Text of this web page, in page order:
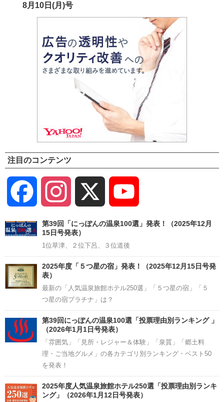
8月10日(月)号
注目のコンテンツ
Facebook Instagram
Channel
第39回「にっぽんの温泉100選」発表！（2025年12月
15日号発表）
1位草津、２位下呂、３位道後
2025年度「５つ星の宿」発表！（2025年12月15日号発
表）
最新の「人気温泉旅館ホテル250選」「５つ星の宿」「５
つ星の宿プラチナ」は？
第39回にっぽんの温泉100選「投票理由別ランキング 」
（2026年1月1日号発表）
「雰囲気」「見所・レジャー＆体験」「泉質」「郷土料
理・ご当地グルメ」の各カテゴリ別ランキング・ベスト50
を発表！
2025年度人気温泉旅館ホテル250選「投票理由別ランキ
ング」（2026年1月12日号発表）